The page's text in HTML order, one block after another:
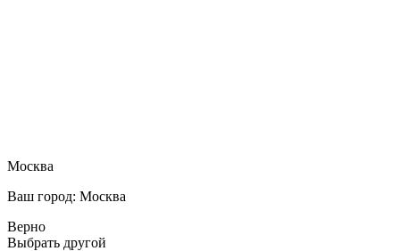
Москва
Ваш город: Москва
Верно
Выбрать другой